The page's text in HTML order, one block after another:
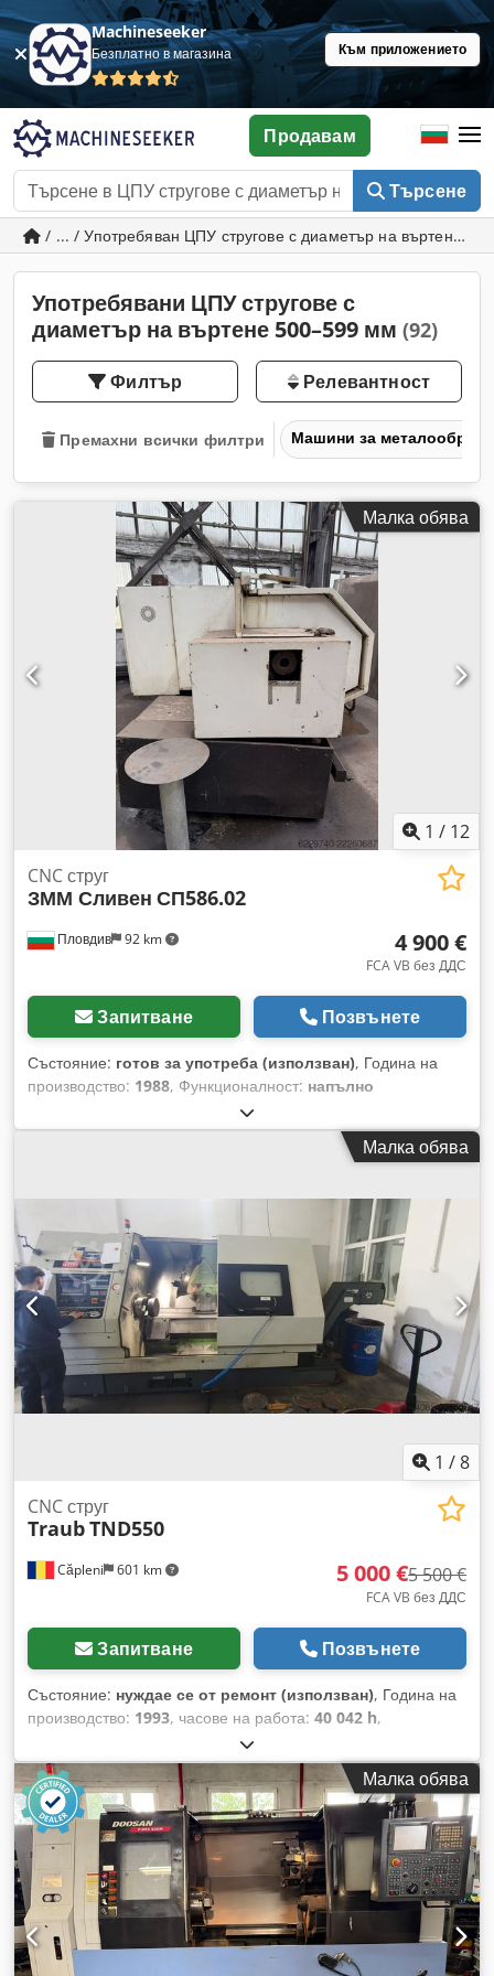
Machineseeker
Безплатно в магазина Към приложението
Търсене
Продавам
/ ... / Употребяван ЦПУ стругове с диаметър на въртене
Употребявани ЦПУ стругове с
диаметър на въртене 500–599 мм (92)
Филтър Релевантност
Премахни всички филтри Машини за
Малка обява
1 / 12
Пловдив 92 km
CNC струг
ЗММ Сливен СП586.02
4 900 €
FCA VB без ДДС
Запитване Позвънете
Състояние: готов за употреба (използван), Година на
производство: 1988, Функционалност: напълно
, дължина на струговане:
диаметър на струговане:580 мм, разстояние на движение
, мощност на
трифазен
, CNC струг ЗММ Сливен СП586.02, максимален
диаметър на струговане 580 mm, максимална дължина на
струговане 1500 mm, ход по X 500 mm, ход по Z 600 mm,
шпинделов двигател 15 kW, захранване 380 V. Cjdpfx
Aezim Ttjkiorf
Малка обява
1 /8
Căpleni 601 km
CNC струг
TraubTND550
5 000 €5 500 €
FCA VB без ДДС
Запитване Позвънете
Състояние: нуждае се от ремонт (използван), Година на
производство: 1993, часове на работа: 40 042 h,
ограничена функционалност
машина/превозно средство:1009, диаметър на струговане
над напречната шейна:345 мм, дължина на струговане:
1 000 мм, диаметър на струговане:550 мм, отвор
шпиндела:80 мм, максимална скорост на вретеното:3 200
об/мин
, скорост на шпиндела (мин.):50 об/мин
разстояние на движение по ост X:285 мм , ход по оста Z:
1 070 мм, мощност на шпинделовия двигател: 34 W, бързо
движение по оста X:
10 м/мин, бързо движение по ос Z:
15
м/мин, скорост на въртене (мин.):50 об/мин, максимална
скорост на въртене:
, обща височина:
2 180
Малка обява